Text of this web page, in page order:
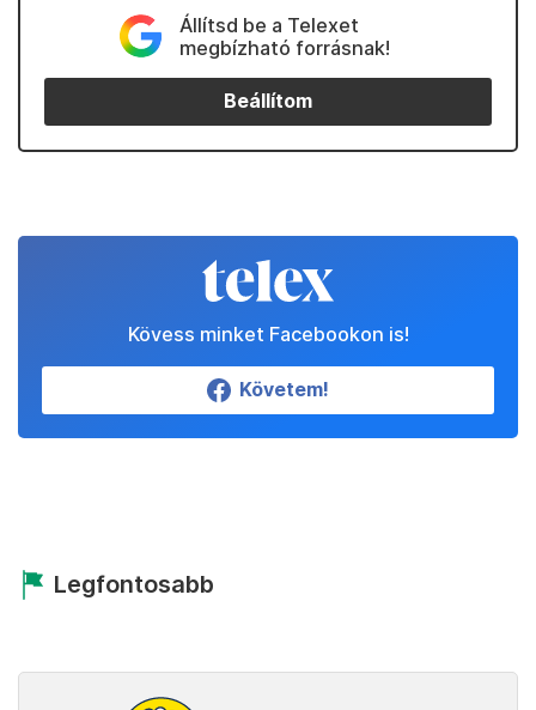
Állítsd be a Telexet
megbízható forrásnak!
Beállítom
Kövess minket Facebookon is!
Követem!
Legfontosabb